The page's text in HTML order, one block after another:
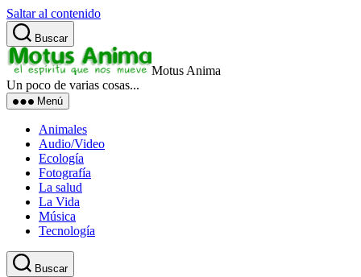
Saltar al contenido
Buscar
Motus Anima
Un poco de varias cosas...
Menú
Animales
Audio/Video
Ecología
Fotografía
La salud
La Vida
Música
Tecnología
Buscar